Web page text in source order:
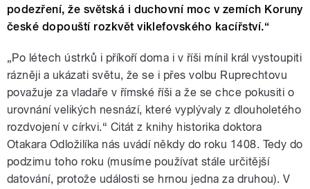
podezření, že světská i duchovní moc v zemích Koruny
české dopouští rozkvět viklefovského kacířství.“
„Po létech ústrků i příkoří doma i v říši mínil král vystoupiti
rázněji a ukázati světu, že se i přes volbu Ruprechtovu
považuje za vladaře v římské říši a že se chce pokusiti o
urovnání velikých nesnází, které vyplývaly z dlouholetého
rozdvojení v církvi.“ Citát z knihy historika doktora
Otakara Odložilíka nás uvádí někdy do roku 1408. Tedy do
podzimu toho roku (musíme používat stále určitější
datování, protože události se hrnou jedna za druhou). V